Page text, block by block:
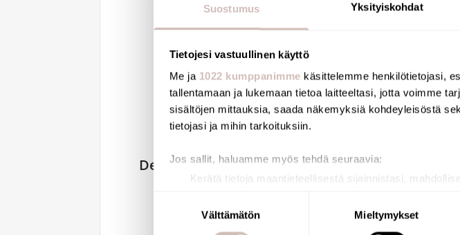
Suostumus Yksityiskohdat
Tietojesi vastuullinen käyttö
Me ja 1022 kumppanimme käsittelemme henkilötietojasi,
tallentamaan ja lukemaan tietoa laitteeltasi, jotta voimme
sisältöjen mittauksia, saada näkemyksiä kohdeyleisöstä
tietojasi ja mihin tarkoituksiin.
Jos sallit, haluamme myös tehdä seuraavia:
Kerätä tietoja maantieteellisestä sijainnistasi,
Lue lisää siitä, miten henkilötietojasi käsitellään ja miten
suostumustasi tai peruuttaa sen milloin vain
Välttämätön Mieltymykset
Delabie Tempomatic 4,
elektroninen
patterimalleihin
02/